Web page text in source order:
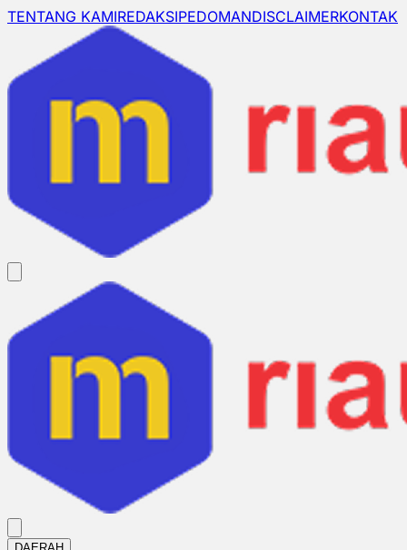
TENTANG KAMIREDAKSIPEDOMANDISCLAIMERKONTAK